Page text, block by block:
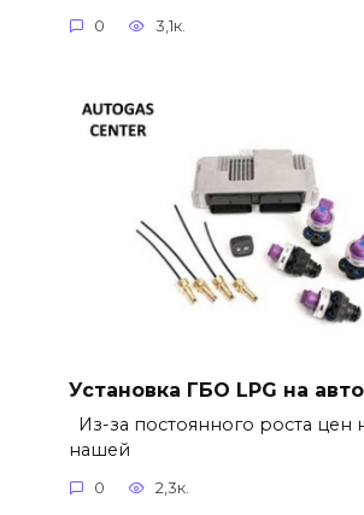
0 3,1к.
Установка ГБО LPG на
Из-за постоянного роста цен
нашей
0 2,3к.